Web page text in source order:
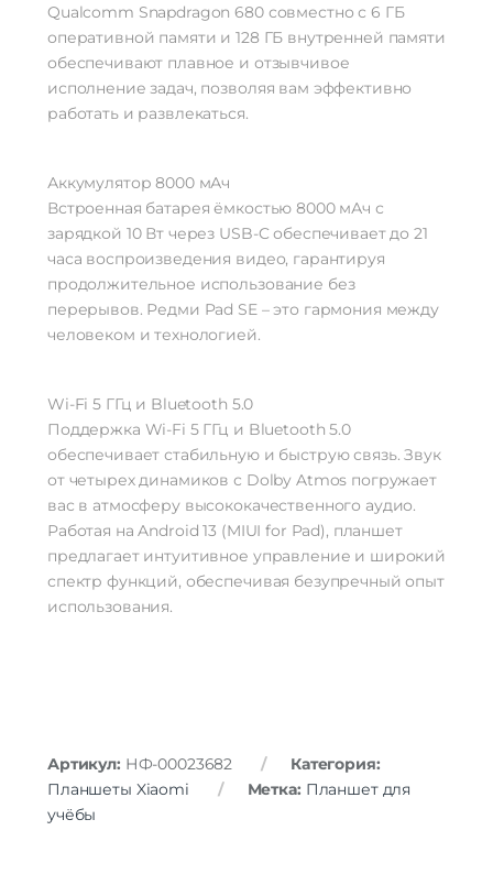
Qualcomm Snapdragon 680 совместно с 6 ГБ
оперативной памяти и 128 ГБ внутренней памяти
обеспечивают плавное и отзывчивое
исполнение задач, позволяя вам эффективно
работать и развлекаться.
Аккумулятор 8000 мАч
Встроенная батарея ёмкостью 8000 мАч с
зарядкой 10 Вт через USB-C обеспечивает до 21
часа воспроизведения видео, гарантируя
продолжительное использование без
перерывов. Редми Pad SE – это гармония между
человеком и технологией.
Wi-Fi 5 ГГц и Bluetooth 5.0
Поддержка Wi-Fi 5 ГГц и Bluetooth 5.0
обеспечивает стабильную и быструю связь. Звук
от четырех динамиков с Dolby Atmos погружает
вас в атмосферу высококачественного аудио.
Работая на Android 13 (MIUI for Pad), планшет
предлагает интуитивное управление и широкий
спектр функций, обеспечивая безупречный опыт
использования.
Артикул: НФ-00023682
Категория:
Планшеты Xiaomi
Метка: Планшет для
учёбы